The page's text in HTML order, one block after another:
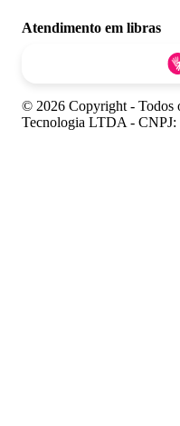
Atendimento em libras
© 2026 Copyright - Todos
Tecnologia LTDA - CNPJ: